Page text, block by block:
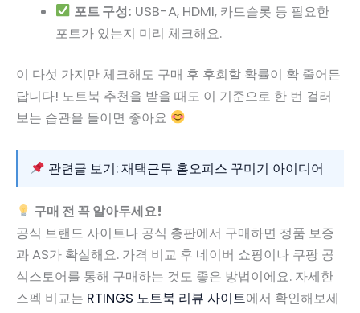
포트 구성: USB-A, HDMI, 카드슬롯 등 필요한
포트가 있는지 미리 체크해요.
이 다섯 가지만 체크해도 구매 후 후회할 확률이 확 줄어든
답니다! 노트북 추천을 받을 때도 이 기준으로 한 번 걸러
보는 습관을 들이면 좋아요
관련글 보기: 재택근무 홈오피스 꾸미기 아이디어
구매 전 꼭 알아두세요!
공식 브랜드 사이트나 공식 총판에서 구매하면 정품 보증
과 AS가 확실해요. 가격 비교 후 네이버 쇼핑이나 쿠팡 공
식스토어를 통해 구매하는 것도 좋은 방법이에요. 자세한
스펙 비교는 RTINGS 노트북 리뷰 사이트에서 확인해보세